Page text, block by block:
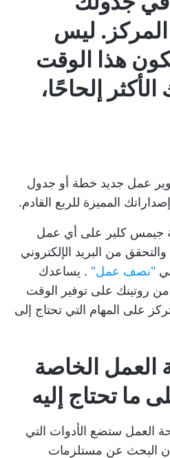
ليس
هذا الوقت
إلحاحًا،
عمل جديد خطة أو جدول
المميزة للربع القادم.
جيمس كلير على أي عمل
من البريد الإلكتروني
"نصف عمل" . يساعدك
روتينك على توفير الوقت
على المهام التي تحتاج إلى
العمل الخاصة
ما تحتاج إليه
العمل ستضع الأدوات التي
البحث عن مستلزمات